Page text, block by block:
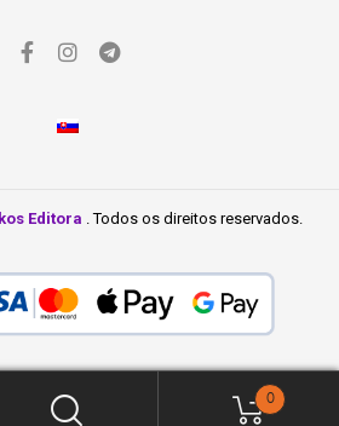
Editora . Todos os direitos reservados.
0